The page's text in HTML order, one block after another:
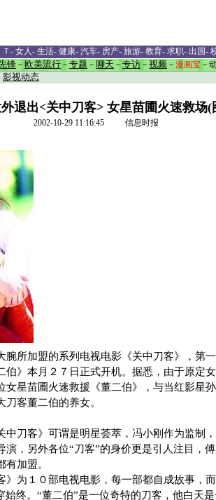
Ｔ - 女人- 生活- 健康- 汽车- 房产- 旅游- 教育- 求职- 出国-
锋 － 欧美流行 － 专题 － 聊天 － 专访 － 视频 － 漫画宝 －
影视动态
外退出<关中刀客> 女星苗圃火速救场(
2002-10-29 11:16:45 信息时报
加盟的系列电视电影《关中刀客》，第一
伯》本月２７日正式开机。据悉，由于原定
女星苗圃火速救援《董二伯》，与当红影星
客董二伯的养女。
刀客》可谓是明星荟萃，冯小刚作为监制
演，另外各位“刀客”的身价更是引人注目，
加盟。
为１０部电视电影，每一部都自成故事，而
始终。“董二伯”是一位奇特的刀客，他白天